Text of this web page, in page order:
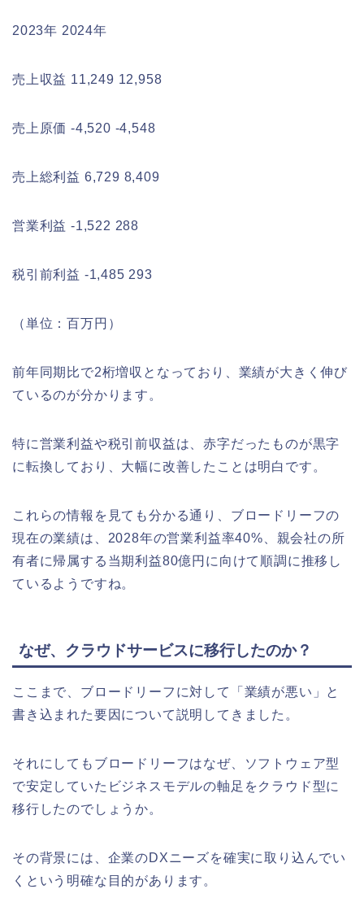
2023年 2024年
売上収益 11,249 12,958
売上原価 -4,520 -4,548
売上総利益 6,729 8,409
営業利益 -1,522 288
税引前利益 -1,485 293
（単位：百万円）
前年同期比で2桁増収となっており、業績が大きく伸び
ているのが分かります。
特に営業利益や税引前収益は、赤字だったものが黒字
に転換しており、大幅に改善したことは明白です。
これらの情報を見ても分かる通り、ブロードリーフの
現在の業績は、2028年の営業利益率40%、親会社の所
有者に帰属する当期利益80億円に向けて順調に推移し
ているようですね。
なぜ、クラウドサービスに移行したのか？
ここまで、ブロードリーフに対して「業績が悪い」と
書き込まれた要因について説明してきました。
それにしてもブロードリーフはなぜ、ソフトウェア型
で安定していたビジネスモデルの軸足をクラウド型に
移行したのでしょうか。
その背景には、企業のDXニーズを確実に取り込んでい
くという明確な目的があります。